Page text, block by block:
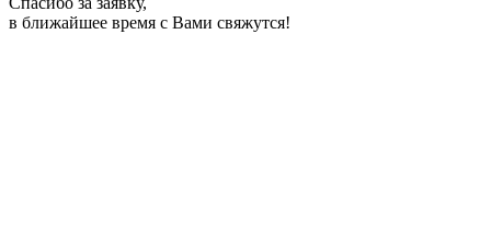
в ближайшее время с Вами свяжутся!